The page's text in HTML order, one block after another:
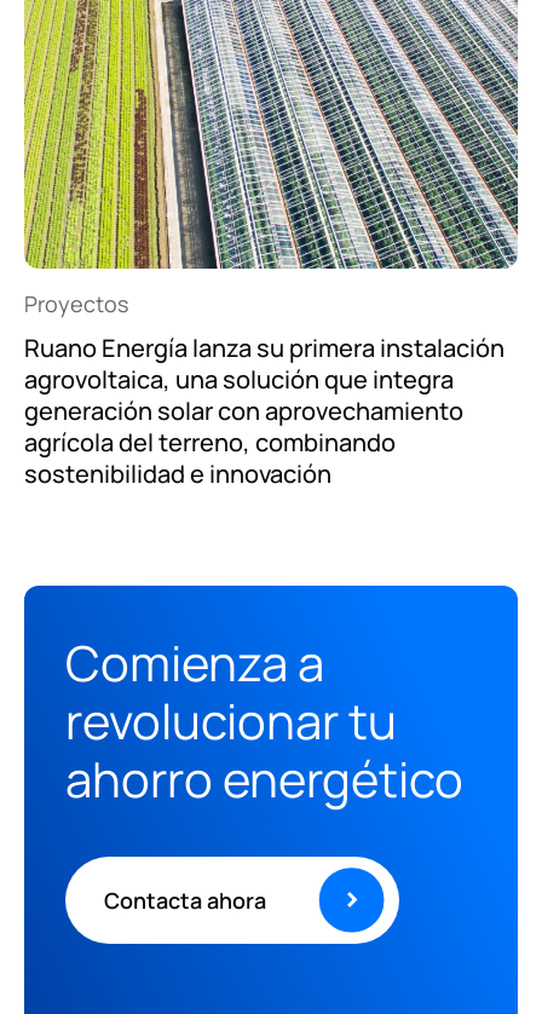
Proyectos
Ruano Energía lanza su primera instalación
agrovoltaica, una solución que integra
generación solar con aprovechamiento
agrícola del terreno, combinando
sostenibilidad e innovación
Comienza a
revolucionar tu
ahorro energético
Contacta ahora